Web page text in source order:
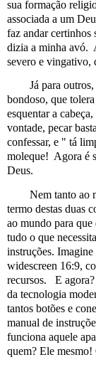
sua formação
associada a um
faz andar certinhos
dizia a minha avó.
severo e vingativo,
Já para
bondoso, que
esquentar a
vontade, pecar
confessar, e " tá
moleque! Agora é
Deus.
Nem tanto ao
termo destas duas
ao mundo para
tudo o que
instruções.
widescreen 16:9,
recursos.
E
da tecnologia
tantos botões e
manual de
funciona aquele
quem? Ele mesmo!